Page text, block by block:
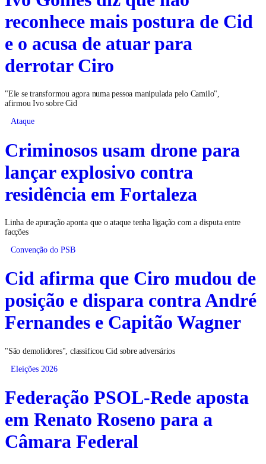
reconhece mais postura de Cid
e o acusa de atuar para
derrotar Ciro
"Ele se transformou agora numa pessoa manipulada pelo Camilo",
afirmou Ivo sobre Cid
Ataque
Criminosos usam drone para
lançar explosivo contra
residência em Fortaleza
Linha de apuração aponta que o ataque tenha ligação com a disputa entre
facções
Convenção do PSB
Cid afirma que Ciro mudou de
posição e dispara contra André
Fernandes e Capitão Wagner
"São demolidores", classificou Cid sobre adversários
Eleições 2026
Federação PSOL-Rede aposta
em Renato Roseno para a
Câmara Federal